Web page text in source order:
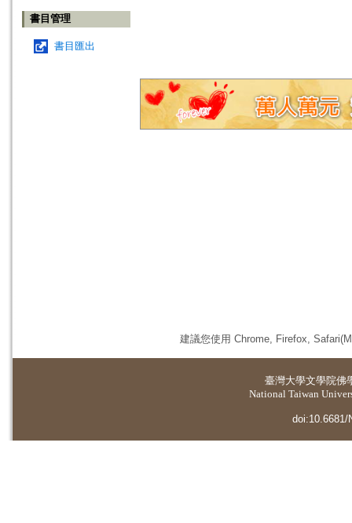
書目管理
書目匯出
建議您使用 Chrome, Firefox,
臺灣大學文學院佛
National Taiwan
doi:10.6681/